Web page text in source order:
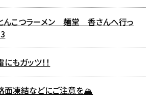
とんこつラーメン 麺堂 香さんへ行っ
もガッツ！！
面凍結などにご注意を🏔️